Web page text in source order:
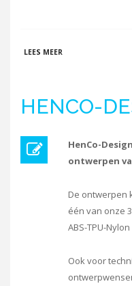
LEES MEER
HENCO-
HenCo-
ontwerpen
De ontwerpen
één van onze
ABS-TPU-Nylon
Ook voor